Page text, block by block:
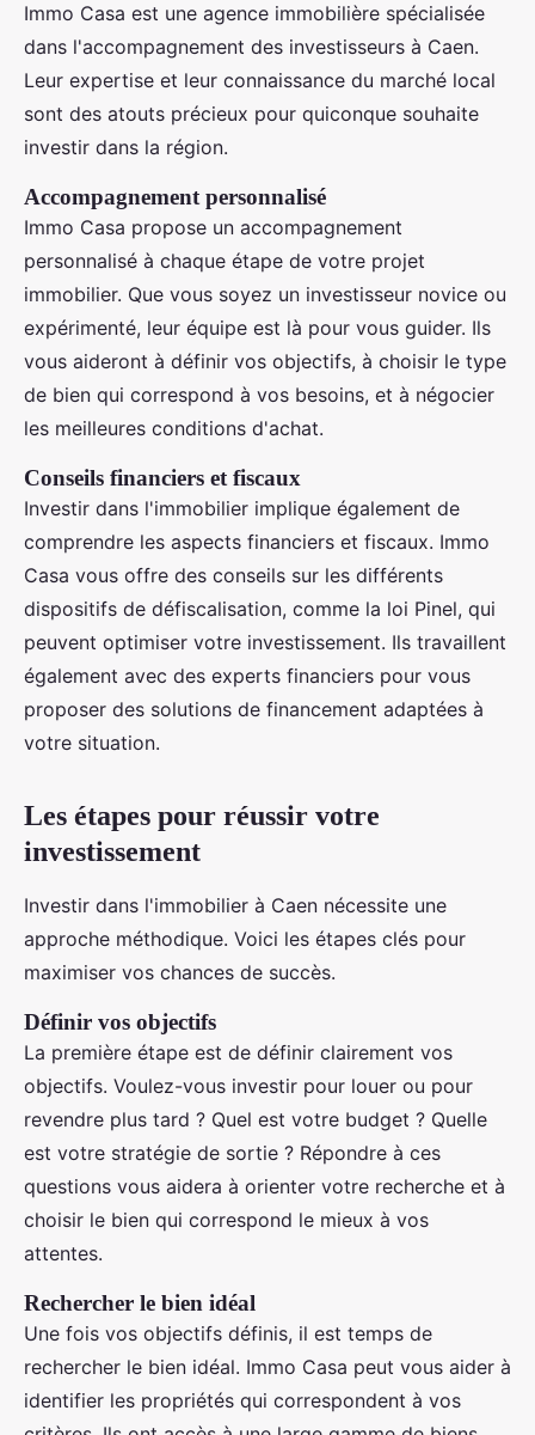
Immo Casa est une agence immobilière spécialisée
dans l'accompagnement des investisseurs à Caen.
Leur expertise et leur connaissance du marché local
sont des atouts précieux pour quiconque souhaite
investir dans la région.
Accompagnement personnalisé
Immo Casa propose un accompagnement
personnalisé à chaque étape de votre projet
immobilier. Que vous soyez un investisseur novice ou
expérimenté, leur équipe est là pour vous guider. Ils
vous aideront à définir vos objectifs, à choisir le type
de bien qui correspond à vos besoins, et à négocier
les meilleures conditions d'achat.
Conseils financiers et fiscaux
Investir dans l'immobilier implique également de
comprendre les aspects financiers et fiscaux. Immo
Casa vous offre des conseils sur les différents
dispositifs de défiscalisation, comme la loi Pinel, qui
peuvent optimiser votre investissement. Ils travaillent
également avec des experts financiers pour vous
proposer des solutions de financement adaptées à
votre situation.
Les étapes pour réussir votre
investissement
Investir dans l'immobilier à Caen nécessite une
approche méthodique. Voici les étapes clés pour
maximiser vos chances de succès.
Définir vos objectifs
La première étape est de définir clairement vos
objectifs. Voulez-vous investir pour louer ou pour
revendre plus tard ? Quel est votre budget ? Quelle
est votre stratégie de sortie ? Répondre à ces
questions vous aidera à orienter votre recherche et à
choisir le bien qui correspond le mieux à vos
attentes.
Rechercher le bien idéal
Une fois vos objectifs définis, il est temps de
rechercher le bien idéal. Immo Casa peut vous aider à
identifier les propriétés qui correspondent à vos